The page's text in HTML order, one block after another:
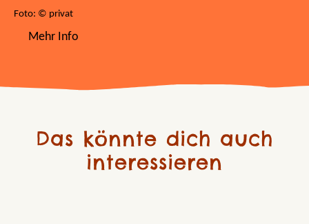
Foto: © privat
Mehr Info
Das könnte dich auch
interessieren